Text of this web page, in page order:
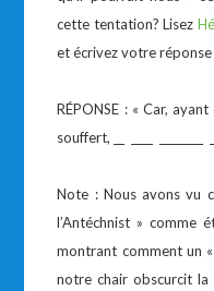
cette tentation? Lisez
et écrivez votre réponse
RÉPONSE : « Car,
souffert, __ ____ ________
Note : Nous avons vu
l’Antéchnist » comme
montrant comment un
notre chair obscurcit